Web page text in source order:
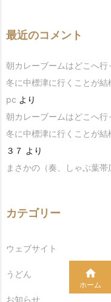
最近のコメント
朝カレーブームはどこへ行
冬に中標津に行くことが結
pc より
朝カレーブームはどこへ行
冬に中標津に行くことが結
３７ より
まさかの（奏、しゃぶ葉帯
カテゴリー
ウェブサイト
うどん
お知らせ

ホーム